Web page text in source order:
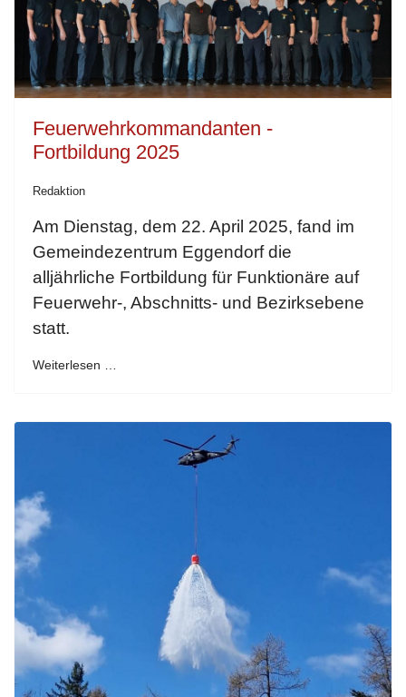
Feuerwehrkommandanten -
Fortbildung 2025
Redaktion
Am Dienstag, dem 22. April 2025, fand im
Gemeindezentrum Eggendorf die
alljährliche Fortbildung für Funktionäre auf
Feuerwehr-, Abschnitts- und Bezirksebene
statt.
Weiterlesen …